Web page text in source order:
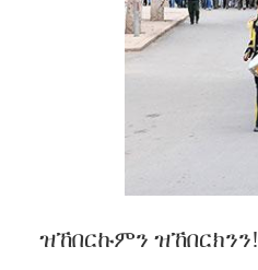
ዝኸበርኩምን ዝኸበርክንን!